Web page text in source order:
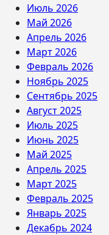
Июль 2026
Май 2026
Апрель 2026
Март 2026
Февраль 2026
Ноябрь 2025
Сентябрь 2025
Август 2025
Июль 2025
Июнь 2025
Май 2025
Апрель 2025
Март 2025
Февраль 2025
Январь 2025
Декабрь 2024